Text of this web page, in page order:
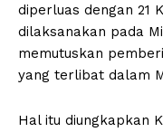
diperluas dengan 21
dilaksanakan pada
memutuskan
yang terlibat dalam
Hal itu diungkapkan